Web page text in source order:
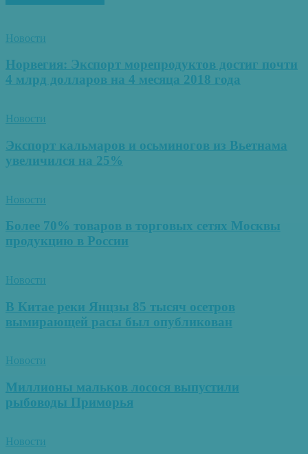
Новости
Норвегия: Экспорт морепродуктов достиг почти
4 млрд долларов на 4 месяца 2018 года
Новости
Экспорт кальмаров и осьминогов из Вьетнама
увеличился на 25%
Новости
Более 70% товаров в торговых сетях Москвы
продукцию в России
Новости
В Китае реки Янцзы 85 тысяч осетров
вымирающей расы был опубликован
Новости
Миллионы мальков лосося выпустили
рыбоводы Приморья
Новости